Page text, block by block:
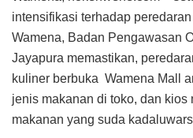
intensifikasi terhadap
Wamena, Badan Pengawasan
Jayapura memastikan,
kuliner berbuka Wamena Mall
jenis makanan di toko, dan
makanan yang suda